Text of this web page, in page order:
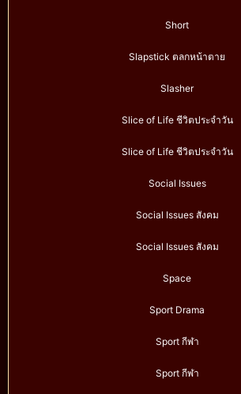
Short
Slapstick ตลกหน้าตาย
Slasher
Slice of Life ชีวิตประจำวัน
Slice of Life ชีวิตประจำวัน
Social Issues
Social Issues สังคม
Social Issues สังคม
Space
Sport Drama
Sport กีฬา
Sport กีฬา